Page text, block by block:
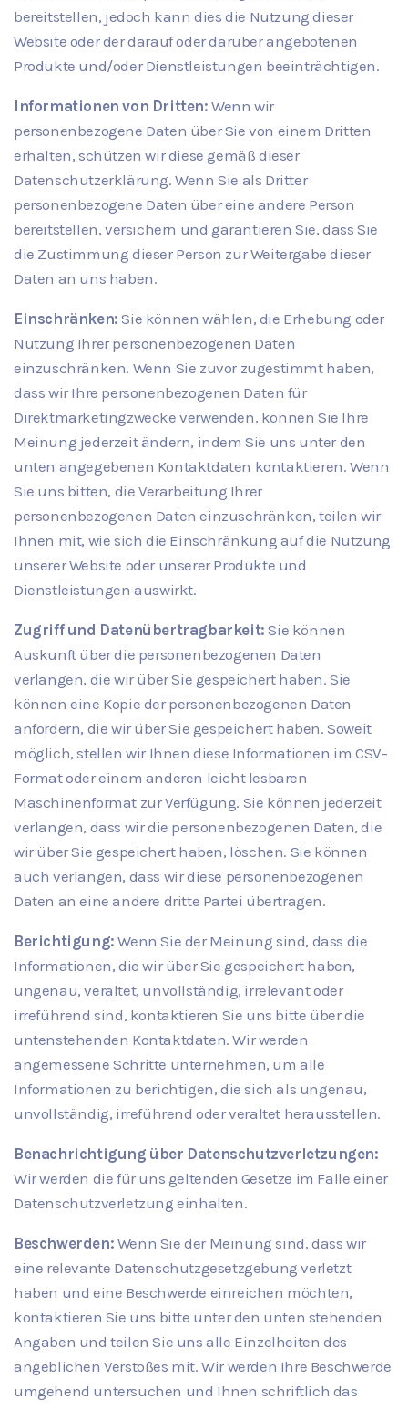
bereitstellen, jedoch kann dies die Nutzung dieser
Website oder der darauf oder darüber angebotenen
Produkte und/oder Dienstleistungen beeinträchtigen.
Informationen von Dritten: Wenn wir
personenbezogene Daten über Sie von einem Dritten
erhalten, schützen wir diese gemäß dieser
Datenschutzerklärung. Wenn Sie als Dritter
personenbezogene Daten über eine andere Person
bereitstellen, versichern und garantieren Sie, dass Sie
die Zustimmung dieser Person zur Weitergabe dieser
Daten an uns haben.
Einschränken: Sie können wählen, die Erhebung oder
Nutzung Ihrer personenbezogenen Daten
einzuschränken. Wenn Sie zuvor zugestimmt haben,
dass wir Ihre personenbezogenen Daten für
Direktmarketingzwecke verwenden, können Sie Ihre
Meinung jederzeit ändern, indem Sie uns unter den
unten angegebenen Kontaktdaten kontaktieren. Wenn
Sie uns bitten, die Verarbeitung Ihrer
personenbezogenen Daten einzuschränken, teilen wir
Ihnen mit, wie sich die Einschränkung auf die Nutzung
unserer Website oder unserer Produkte und
Dienstleistungen auswirkt.
Zugriff und Datenübertragbarkeit: Sie können
Auskunft über die personenbezogenen Daten
verlangen, die wir über Sie gespeichert haben. Sie
können eine Kopie der personenbezogenen Daten
anfordern, die wir über Sie gespeichert haben. Soweit
möglich, stellen wir Ihnen diese Informationen im CSV-
Format oder einem anderen leicht lesbaren
Maschinenformat zur Verfügung. Sie können jederzeit
verlangen, dass wir die personenbezogenen Daten, die
wir über Sie gespeichert haben, löschen. Sie können
auch verlangen, dass wir diese personenbezogenen
Daten an eine andere dritte Partei übertragen.
Berichtigung: Wenn Sie der Meinung sind, dass die
Informationen, die wir über Sie gespeichert haben,
ungenau, veraltet, unvollständig, irrelevant oder
irreführend sind, kontaktieren Sie uns bitte über die
untenstehenden Kontaktdaten. Wir werden
angemessene Schritte unternehmen, um alle
Informationen zu berichtigen, die sich als ungenau,
unvollständig, irreführend oder veraltet herausstellen.
Benachrichtigung über Datenschutzverletzungen:
Wir werden die für uns geltenden Gesetze im Falle einer
Datenschutzverletzung einhalten.
Beschwerden: Wenn Sie der Meinung sind, dass wir
eine relevante Datenschutzgesetzgebung verletzt
haben und eine Beschwerde einreichen möchten,
kontaktieren Sie uns bitte unter den unten stehenden
Angaben und teilen Sie uns alle Einzelheiten des
angeblichen Verstoßes mit. Wir werden Ihre Beschwerde
umgehend untersuchen und Ihnen schriftlich das